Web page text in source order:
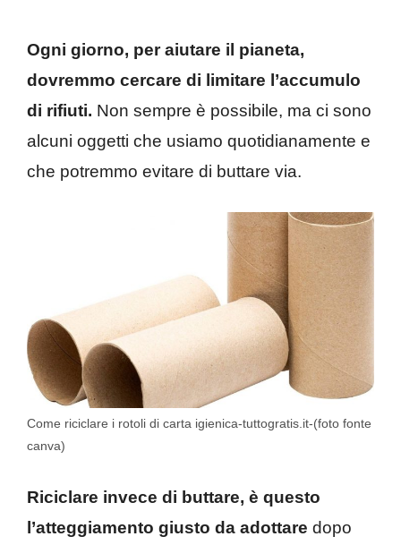
Ogni giorno, per aiutare il pianeta,
dovremmo cercare di limitare l’accumulo
di rifiuti. Non sempre è possibile, ma ci sono
alcuni oggetti che usiamo quotidianamente e
che potremmo evitare di buttare via.
Come riciclare i rotoli di carta igienica-tuttogratis.it-(foto fonte
canva)
Riciclare invece di buttare, è questo
l’atteggiamento giusto da adottare dopo